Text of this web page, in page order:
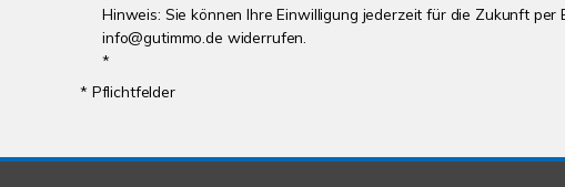
Hinweis: Sie können Ihre Einwilligung jederzeit für die Zukunft per
info@gutimmo.de widerrufen.
*
* Pflichtfelder